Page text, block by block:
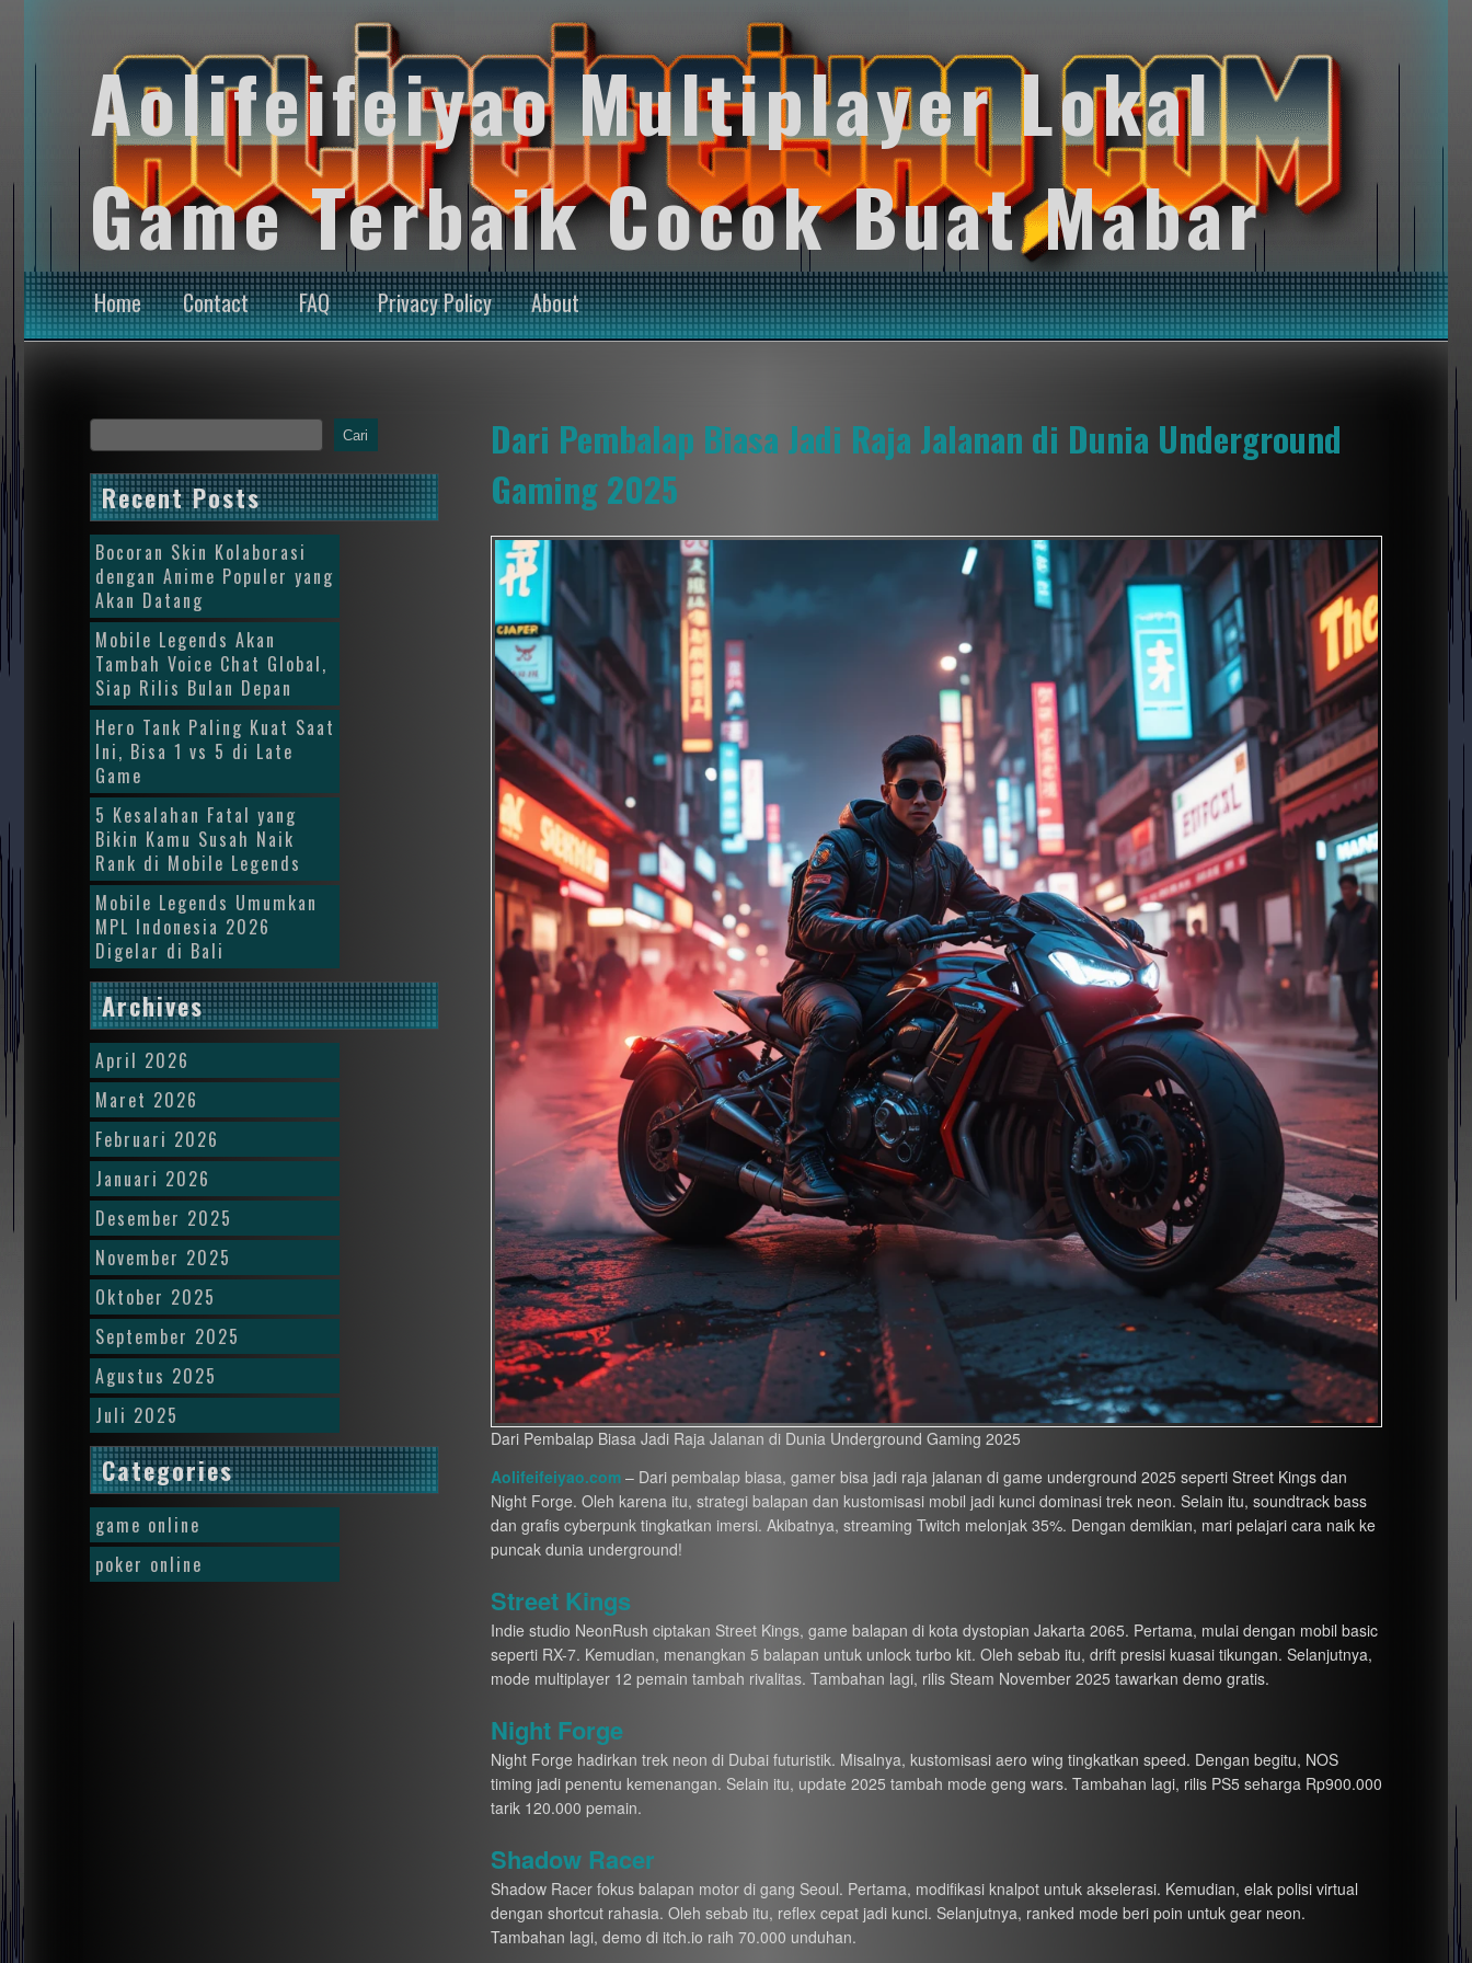
Aolifeifeiyao Multiplayer Lokal
Game Terbaik Cocok Buat Mabar
Home Contact FAQ Privacy Policy About
Dari Pembalap Biasa Jadi Raja Jalanan di Dunia Underground
Gaming 2025
Dari Pembalap Biasa Jadi Raja Jalanan di Dunia Underground Gaming 2025
Aolifeifeiyao.com– Dari pembalap biasa, gamer bisa jadi raja jalanan di game underground 2025 seperti Street Kings dan
Night Forge. Oleh karena itu, strategi balapan dan kustomisasi mobil jadi kunci dominasi trek neon. Selain itu, soundtrack bass
dan grafis cyberpunk tingkatkan imersi. Akibatnya, streaming Twitch melonjak 35%. Dengan demikian, mari pelajari cara naik ke
puncak dunia underground!
Street Kings
Indie studio NeonRush ciptakan Street Kings, game balapan di kota dystopian Jakarta 2065. Pertama, mulai dengan mobil basic
seperti RX-7. Kemudian, menangkan 5 balapan untuk unlock turbo kit. Oleh sebab itu, drift presisi kuasai tikungan. Selanjutnya,
mode multiplayer 12 pemain tambah rivalitas. Tambahan lagi, rilis Steam November 2025 tawarkan demo gratis.
Night Forge
Night Forge hadirkan trek neon di Dubai futuristik. Misalnya, kustomisasi aero wing tingkatkan speed. Dengan begitu, NOS
timing jadi penentu kemenangan. Selain itu, update 2025 tambah mode geng wars. Tambahan lagi, rilis PS5 seharga Rp900.000
tarik 120.000 pemain.
Shadow Racer
Shadow Racer fokus balapan motor di gang Seoul. Pertama, modifikasi knalpot untuk akselerasi. Kemudian, elak polisi virtual
dengan shortcut rahasia. Oleh sebab itu, reflex cepat jadi kunci. Selanjutnya, ranked mode beri poin untuk gear neon.
Tambahan lagi, demo di itch.io raih 70.000 unduhan.
Cari
Recent Posts
Bocoran Skin Kolaborasi
dengan Anime Populer yang
Akan Datang
Mobile Legends Akan
Tambah Voice Chat Global,
Siap Rilis Bulan Depan
Hero Tank Paling Kuat Saat
Ini, Bisa 1 vs 5 di Late
Game
5 Kesalahan Fatal yang
Bikin Kamu Susah Naik
Rank di Mobile Legends
Mobile Legends Umumkan
MPL Indonesia 2026
Digelar di Bali
Archives
April 2026
Maret 2026
Februari 2026
Januari 2026
Desember 2025
November 2025
Oktober 2025
September 2025
Agustus 2025
Juli 2025
Categories
game online
poker online